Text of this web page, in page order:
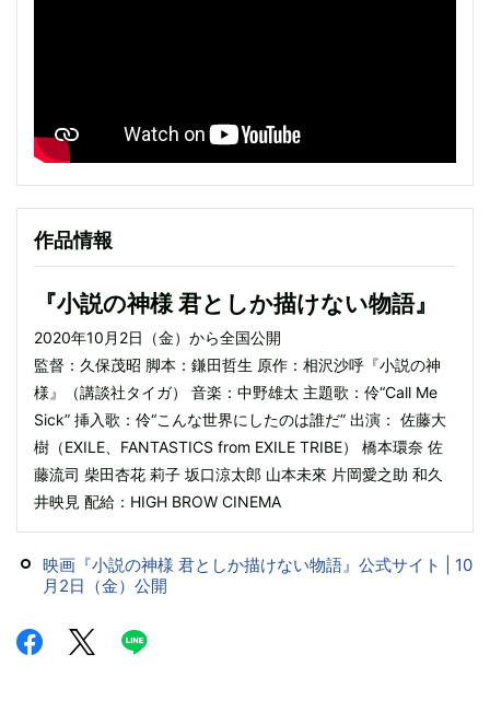
作品情報
『小説の神様 君としか描けない物語』
2020年10月2日（金）から全国公開
監督：久保茂昭 脚本：鎌田哲生 原作：相沢沙呼『小説の神
様』（講談社タイガ） 音楽：中野雄太 主題歌：伶“Call Me
Sick” 挿入歌：伶“こんな世界にしたのは誰だ” 出演： 佐藤大
樹（EXILE、FANTASTICS from EXILE TRIBE） 橋本環奈 佐
藤流司 柴田杏花 莉子 坂口涼太郎 山本未來 片岡愛之助 和久
井映見 配給：HIGH BROW CINEMA
映画『小説の神様 君としか描けない物語』公式サイト | 10
月2日（金）公開